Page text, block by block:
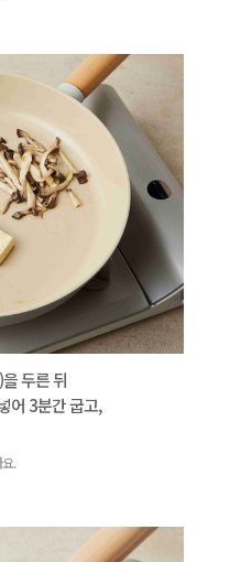
두른 뒤
어 3분간 굽고,
.